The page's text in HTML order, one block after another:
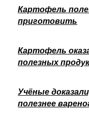
Картофель
приготовить
Картофель
полезных
Учёные
полезнее